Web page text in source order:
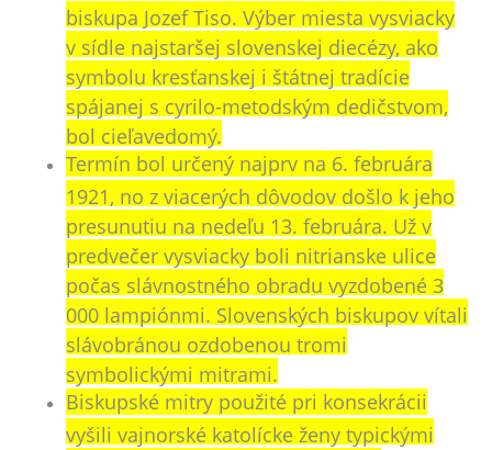
biskupa Jozef Tiso. Výber miesta vysviacky
v sídle najstaršej slovenskej diecézy, ako
symbolu kresťanskej i štátnej tradície
spájanej s cyrilo-metodským dedičstvom,
bol cieľavedomý.
Termín bol určený najprv na 6. februára
1921, no z viacerých dôvodov došlo k jeho
presunutiu na nedeľu 13. februára. Už v
predvečer vysviacky boli nitrianske ulice
počas slávnostného obradu vyzdobené 3
000 lampiónmi. Slovenských biskupov vítali
slávobránou ozdobenou tromi
symbolickými mitrami.
Biskupské mitry použité pri konsekrácii
vyšili vajnorské katolícke ženy typickými